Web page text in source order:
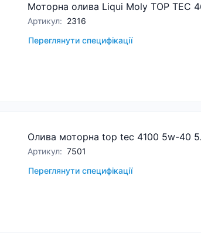
Моторна олива Liqui Moly TOP TEC
Артикул: 2316
Переглянути специфікації
Олива моторна top tec 4100 5w-40
Артикул: 7501
Переглянути специфікації